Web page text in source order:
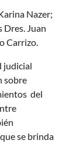
Nazer;
Dres. Juan
Carrizo.
judicial
sobre
del
se brinda